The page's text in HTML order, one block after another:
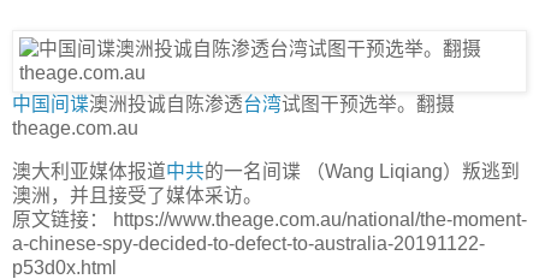
中国 间谍澳洲投诚自陈渗透台湾试图干预选举。翻摄
theage.com.au
澳大利亚媒体报道中共的一名间谍 （Wang Liqiang）叛逃到
澳洲，并且接受了媒体采访。
原文链接： https://www.theage.com.au/national/the-moment-
a-chinese-spy-decided-to-defect-to-australia-20191122-
p53d0x.html